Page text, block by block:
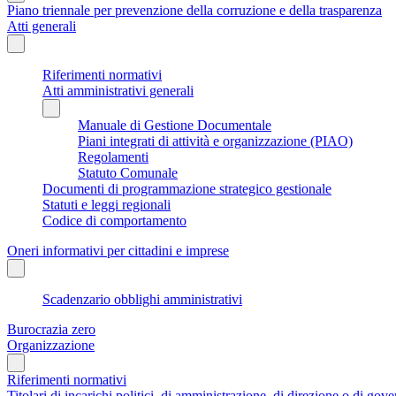
Piano triennale per prevenzione della corruzione e della trasparenza
Atti generali
Riferimenti normativi
Atti amministrativi generali
Manuale di Gestione Documentale
Piani integrati di attività e organizzazione (PIAO)
Regolamenti
Statuto Comunale
Documenti di programmazione strategico gestionale
Statuti e leggi regionali
Codice di comportamento
Oneri informativi per cittadini e imprese
Scadenzario obblighi amministrativi
Burocrazia zero
Organizzazione
Riferimenti normativi